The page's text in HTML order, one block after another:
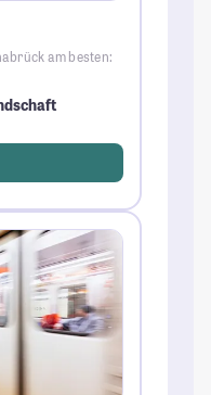
am besten: